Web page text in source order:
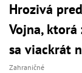
Hrozivá
Vojna,
sa viackrát
Zahraničné